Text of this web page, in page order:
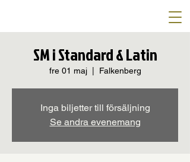
SM i Standard & Latin
fre 01 maj
  |
Falkenberg
Inga biljetter till försäljning
Se andra evenemang